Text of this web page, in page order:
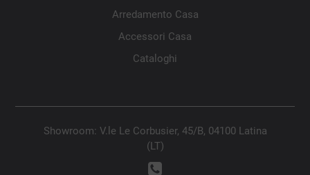
Arredamento Casa
Accessori Casa
Cataloghi
Showroom: V.le Le Corbusier, 45/B, 04100 Latina
(LT)